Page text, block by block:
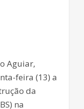
Aguiar,
feira (13) a
da
na